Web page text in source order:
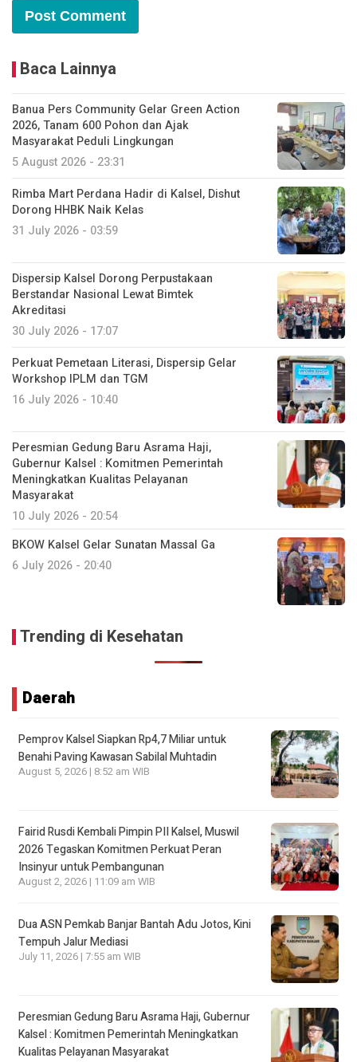
Baca Lainnya
Banua Pers Community Gelar Green Action
2026, Tanam 600 Pohon dan Ajak
Masyarakat Peduli Lingkungan
5 August 2026 - 23:31
Rimba Mart Perdana Hadir di Kalsel, Dishut
Dorong HHBK Naik Kelas
31 July 2026 - 03:59
Dispersip Kalsel Dorong Perpustakaan
Berstandar Nasional Lewat Bimtek
Akreditasi
30 July 2026 - 17:07
Perkuat Pemetaan Literasi, Dispersip Gelar
Workshop IPLM dan TGM
16 July 2026 - 10:40
Peresmian Gedung Baru Asrama Haji,
Gubernur Kalsel : Komitmen Pemerintah
Meningkatkan Kualitas Pelayanan
Masyarakat
10 July 2026 - 20:54
BKOW Kalsel Gelar Sunatan Massal Ga
6 July 2026 - 20:40
Trending di Kesehatan
Daerah
Pemprov Kalsel Siapkan Rp4,7 Miliar untuk
Benahi Paving Kawasan Sabilal Muhtadin
August 5, 2026 | 8:52 am WIB
Fairid Rusdi Kembali Pimpin PII Kalsel, Muswil
2026 Tegaskan Komitmen Perkuat Peran
Insinyur untuk Pembangunan
August 2, 2026 | 11:09 am WIB
Dua ASN Pemkab Banjar Bantah Adu Jotos, Kini
Tempuh Jalur Mediasi
July 11, 2026 | 7:55 am WIB
Peresmian Gedung Baru Asrama Haji, Gubernur
Kalsel : Komitmen Pemerintah Meningkatkan
Kualitas Pelayanan Masyarakat